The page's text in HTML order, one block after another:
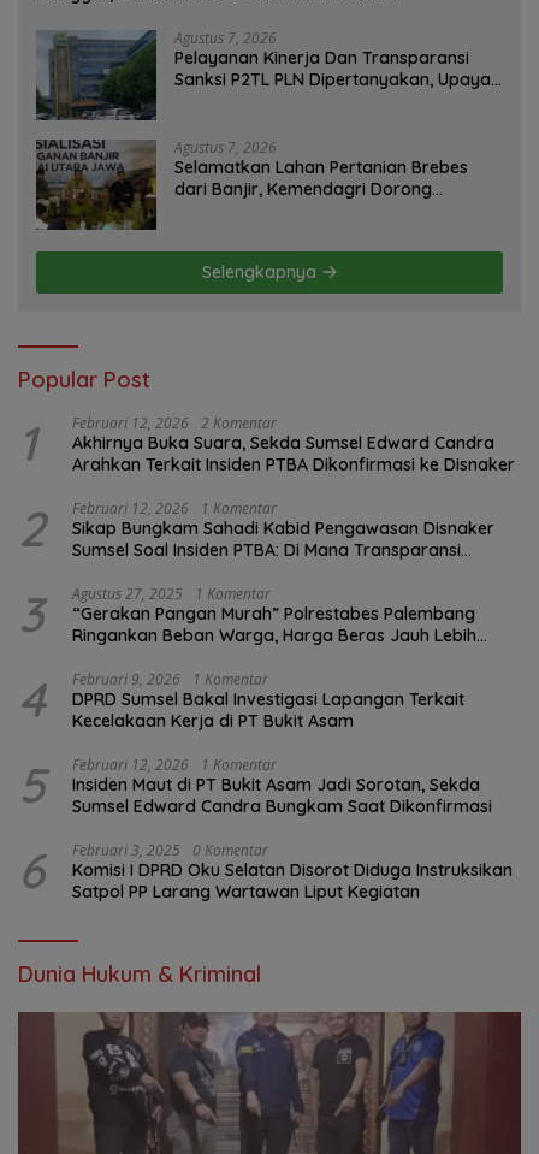
Agustus 7, 2026
Pelayanan Kinerja Dan Transparansi
Sanksi P2TL PLN Dipertanyakan, Upaya
Agustus 7, 2026
Selamatkan Lahan Pertanian Brebes
dari Banjir, Kemendagri Dorong
Selengkapnya
Popular Post
1 Februari 12, 2026 2 Komentar
Akhirnya Buka Suara, Sekda Sumsel Edward Candra
Arahkan Terkait Insiden PTBA Dikonfirmasi ke Disnaker
2 Februari 12, 2026 1 Komentar
Sikap Bungkam Sahadi Kabid Pengawasan Disnaker
Sumsel Soal Insiden PTBA: Di Mana Transparansi
3 Agustus 27, 2025 1 Komentar
“Gerakan Pangan Murah” Polrestabes Palembang
Ringankan Beban Warga, Harga Beras Jauh Lebih
4 Februari 9, 2026 1 Komentar
DPRD Sumsel Bakal Investigasi Lapangan Terkait
Kecelakaan Kerja di PT Bukit Asam
5 Februari 12, 2026 1 Komentar
Insiden Maut di PT Bukit Asam Jadi Sorotan, Sekda
Sumsel Edward Candra Bungkam Saat Dikonfirmasi
6 Februari 3, 2025 0 Komentar
Komisi I DPRD Oku Selatan Disorot Diduga Instruksikan
Satpol PP Larang Wartawan Liput Kegiatan
Dunia Hukum & Kriminal